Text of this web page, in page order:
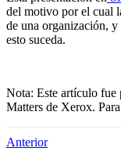
del motivo por el cual
de una organización,
esto suceda.
Nota: Este artículo fue
Matters de Xerox.
Anterior